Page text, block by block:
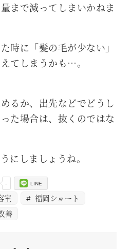
まで減ってしまいかねま
時に「髪の毛が少ない」
てしまうかも…。
るか、出先などでどうし
た場合は、抜くのではな
にしましょうね。
- LINE
室
福岡ショート
善